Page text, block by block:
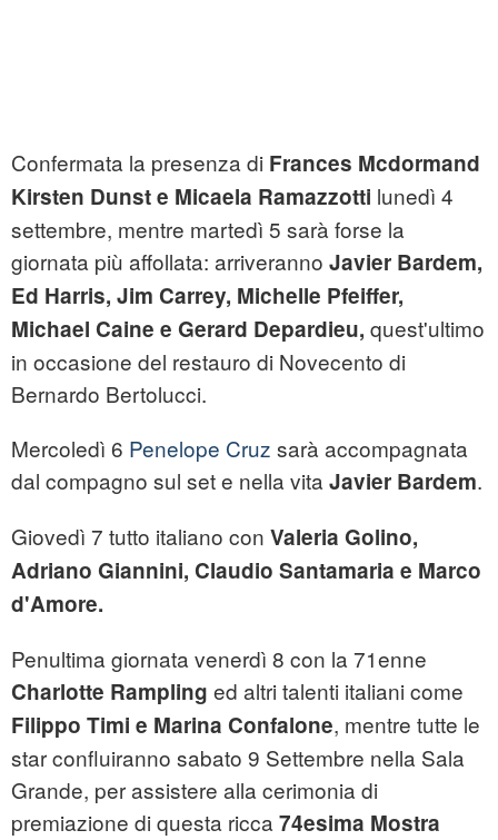
Confermata la presenza di Frances Mcdormand
Kirsten Dunst e Micaela Ramazzotti lunedì 4
settembre, mentre martedì 5 sarà forse la
giornata più affollata: arriveranno Javier Bardem,
Ed Harris, Jim Carrey, Michelle Pfeiffer,
Michael Caine e Gerard Depardieu, quest'ultimo
in occasione del restauro di Novecento di
Bernardo Bertolucci.
Mercoledì 6 Penelope Cruz sarà accompagnata
dal compagno sul set e nella vita Javier Bardem.
Giovedì 7 tutto italiano con Valeria Golino,
Adriano Giannini, Claudio Santamaria e Marco
d'Amore.
Penultima giornata venerdì 8 con la 71enne
Charlotte Rampling ed altri talenti italiani come
Filippo Timi e Marina Confalone, mentre tutte le
star confluiranno sabato 9 Settembre nella Sala
Grande, per assistere alla cerimonia di
premiazione di questa ricca 74esima Mostra